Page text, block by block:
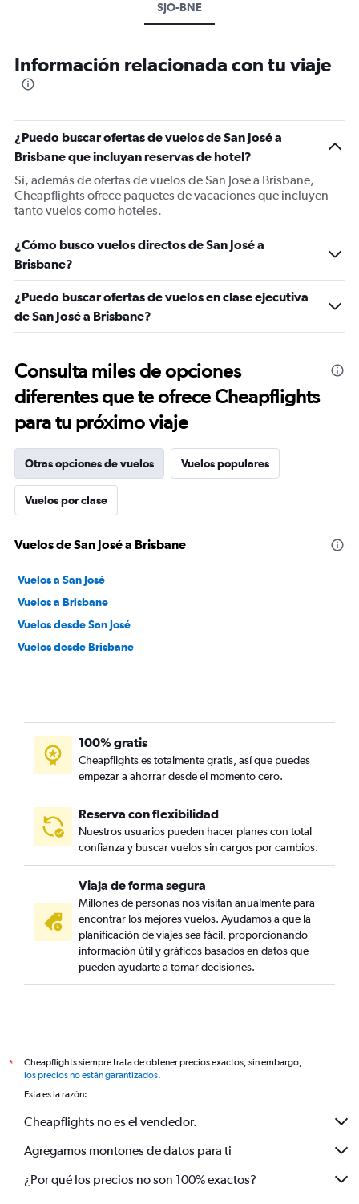
SJO-BNE
Información relacionada con tu viaje
¿Puedo buscar ofertas de vuelos de San José a
Brisbane que incluyan reservas de hotel?
Sí, además de ofertas de vuelos de San José a Brisbane,
Cheapflights ofrece paquetes de vacaciones que incluyen
tanto vuelos como hoteles.
¿Cómo busco vuelos directos de San José a
Brisbane?
¿Puedo buscar ofertas de vuelos en clase ejecutiva
de San José a Brisbane?
Consulta miles de opciones
diferentes que te ofrece Cheapflights
para tu próximo viaje
Otras opciones de vuelos Vuelos populares
Vuelos por clase
Vuelos de San José a Brisbane
Vuelos a San José
Vuelos a Brisbane
Vuelos desde San José
Vuelos desde Brisbane
100% gratis
Cheapflights es totalmente gratis, así que puedes
empezar a ahorrar desde el momento cero.
Reserva con flexibilidad
Nuestros usuarios pueden hacer planes con total
confianza y buscar vuelos sin cargos por cambios.
Viaja de forma segura
Millones de personas nos visitan anualmente para
encontrar los mejores vuelos. Ayudamos a que la
planificación de viajes sea fácil, proporcionando
información útil y gráficos basados en datos que
pueden ayudarte a tomar decisiones.
*
Cheapflights siempre trata de obtener precios exactos, sin embargo,
los precios no están garantizados.
Esta es la razón:
Cheapflights no es el vendedor.
Agregamos montones de datos para ti
¿Por qué los precios no son 100% exactos?